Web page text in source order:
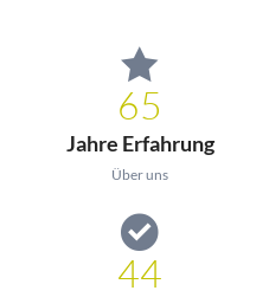
65
Jahre Erfahrung
Über uns
44